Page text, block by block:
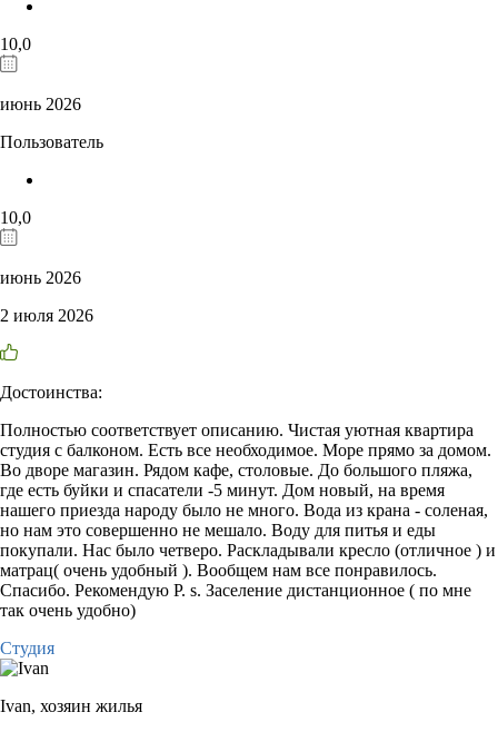
10,0
июнь 2026
Пользователь
10,0
июнь 2026
2 июля 2026
Достоинства:
Полностью соответствует описанию. Чистая уютная квартира
студия с балконом. Есть все необходимое. Море прямо за домом.
Во дворе магазин. Рядом кафе, столовые. До большого пляжа,
где есть буйки и спасатели -5 минут. Дом новый, на время
нашего приезда народу было не много. Вода из крана - соленая,
но нам это совершенно не мешало. Воду для питья и еды
покупали. Нас было четверо. Раскладывали кресло (отличное ) и
матрац( очень удобный ). Вообщем нам все понравилось.
Спасибо. Рекомендую Р. s. Заселение дистанционное ( по мне
так очень удобно)
Студия
Ivan, хозяин жилья